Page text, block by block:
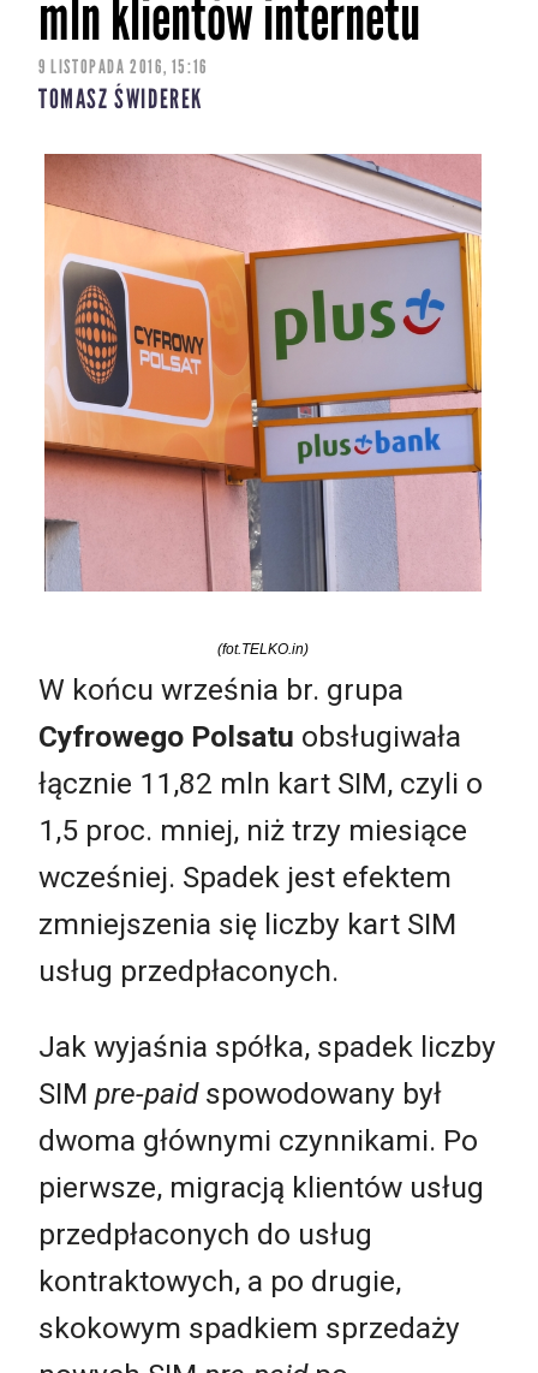
mln klientów internetu
9 LISTOPADA 2016, 15:16
TOMASZ ŚWIDEREK
(fot.TELKO.in)
W końcu września br. grupa
Cyfrowego Polsatu obsługiwała
łącznie 11,82 mln kart SIM, czyli o
1,5 proc. mniej, niż trzy miesiące
wcześniej. Spadek jest efektem
zmniejszenia się liczby kart SIM
usług przedpłaconych.
Jak wyjaśnia spółka, spadek liczby
SIM pre-paidspowodowany był
dwoma głównymi czynnikami. Po
pierwsze, migracją klientów usług
przedpłaconych do usług
kontraktowych, a po drugie,
skokowym spadkiem sprzedaży